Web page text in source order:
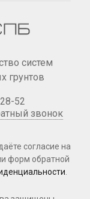
систем
грунтов
52
звонок
согласие на
форм обратной
.